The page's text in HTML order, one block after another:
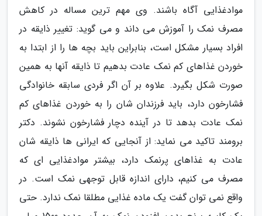
موادغذایی آگاه باشند. وی مهم ترین مساله در کاهش
مصرف نمک را آموزش می داند و می گوید: تغییر ذایقه در
افراد بسیار مشکل است، بنابراین باید بچه ها را از ابتدا به
خوردن غذاهای کم نمک عادت بدهیم تا ذایقه آنها به همین
صورت شکل بگیرد. علاوه بر آن اگر فردی سابقه خانوادگی
فشارخون دارد، باید فرزندان شان را به خوردن غذاهای کم
نمک عادت بدهد تا در آینده دچار فشارخون نشوند. دکتر
برومند تاکید می نماید: از آنجایی که ایرانی ها ذایقه شان
عادت به غذاهای پرنمک دارد، بیشتر موادغذایی ای که
مصرف می کنیم، دارای اندازه قابل توجهی نمک است. در
واقع نمی توان گفت یک ماده غذایی مطلقا نمک ندارد. حتی